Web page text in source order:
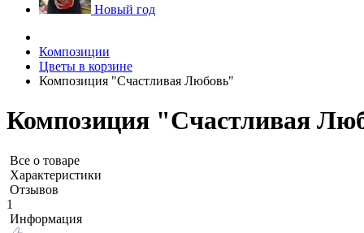
Новый год
Композиции
Цветы в корзине
Композиция "Счастливая Любовь"
Композиция "Счастливая
Все о товаре
Характеристики
Отзывов
1
Информация